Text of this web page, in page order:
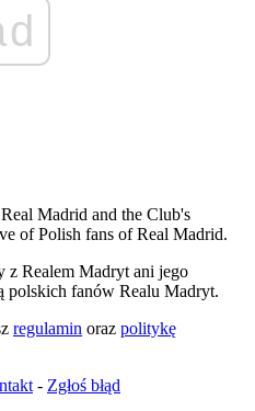
Madrid and the Club's
of Polish fans of Real Madrid.
z Realem Madryt ani jego
polskich fanów Realu Madryt.
regulamin oraz politykę
- Zgłoś błąd